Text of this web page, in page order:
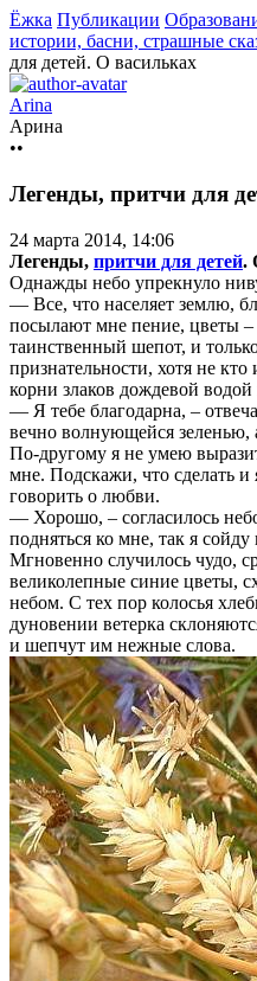
Ёжка Публикации
истории, басни, страшные
для детей. О васильках
Arina
Арина
••
Легенды, притчи для
24 марта 2014, 14:06
Легенды, притчи для детей.
Однажды небо упрекнуло
— Все, что населяет землю,
посылают мне пение, цветы –
таинственный шепот, и
признательности, хотя не
корни злаков дождевой водой
— Я тебе благодарна, –
вечно волнующейся зеленью,
По-другому я не умею
мне. Подскажи, что сделать и
говорить о любви.
— Хорошо, – согласилось
подняться ко мне, так я сойду
Мгновенно случилось чудо,
великолепные синие цветы,
небом. С тех пор колосья
дуновении ветерка
и шепчут им нежные слова.